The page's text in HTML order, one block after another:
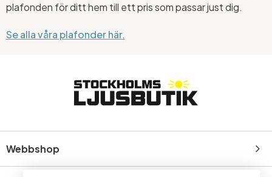
plafonden för ditt hem till ett pris som passar just dig.
Se alla våra plafonder här.
Webbshop